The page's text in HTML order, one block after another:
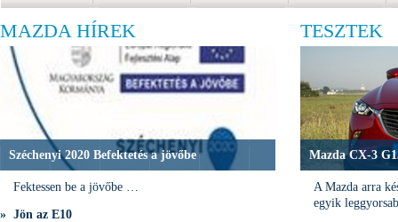
MAZDA HÍREK
Széchenyi 2020 Befektetés a jövőbe
Fektessen be a jövőbe …
» Jön az E10
TESZTEK
Mazda CX-3
A Mazda arra
egyik